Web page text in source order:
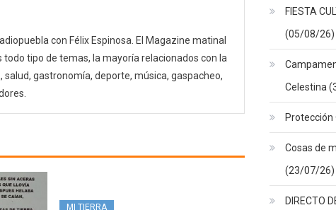
con Félix Espinosa. El Magazine matinal
tipo de temas, la mayoría relacionados con la
gastronomía, deporte, música, gaspacheo,
MI TIERRA
FIESTA
(05/08/26)
Celestina
Protección
Cosas de
(23/07/26)
DIRECTO